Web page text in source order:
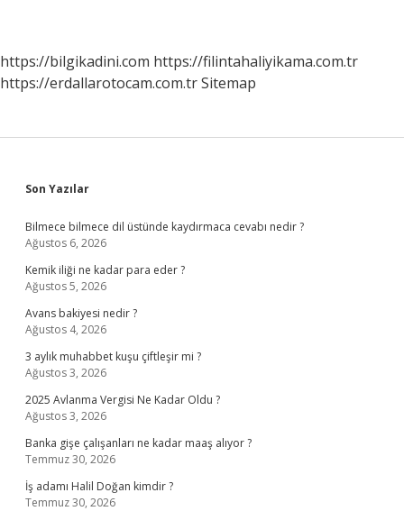
https://bilgikadini.com https://filintahaliyikama.com.tr
https://erdallarotocam.com.trSitemap
Sidebar
Son Yazılar
Bilmece bilmece dil üstünde kaydırmaca cevabı nedir ?
Ağustos 6, 2026
Kemik iliği ne kadar para eder ?
Ağustos 5, 2026
Avans bakiyesi nedir ?
Ağustos 4, 2026
3 aylık muhabbet kuşu çiftleşir mi ?
Ağustos 3, 2026
2025 Avlanma Vergisi Ne Kadar Oldu ?
Ağustos 3, 2026
Banka gişe çalışanları ne kadar maaş alıyor ?
Temmuz 30, 2026
İş adamı Halil Doğan kimdir ?
Temmuz 30, 2026